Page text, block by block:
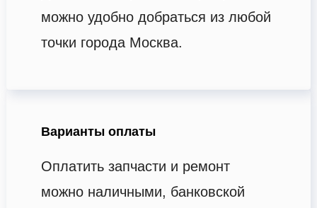
можно удобно добраться из любой
точки города Москва.
Варианты оплаты
Оплатить запчасти и ремонт
можно наличными, банковской